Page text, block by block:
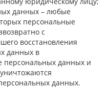
данных – любые
персональные
с
восстановления
данных в
персональных данных и
данных.